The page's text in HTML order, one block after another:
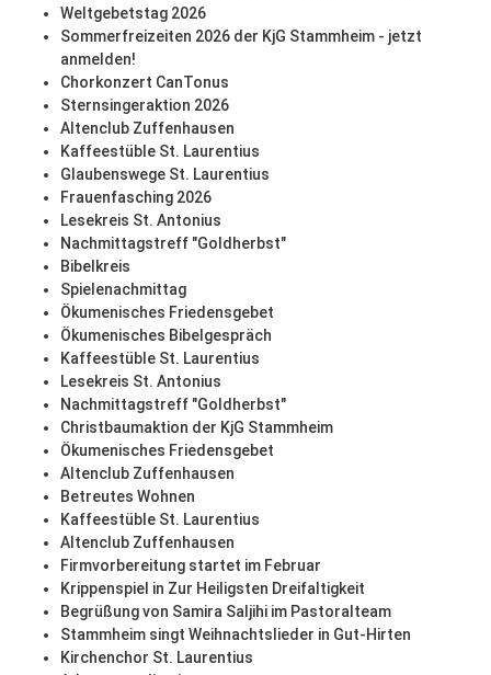
Weltgebetstag 2026
Sommerfreizeiten 2026 der KjG Stammheim - jetzt
anmelden!
Chorkonzert CanTonus
Sternsingeraktion 2026
Altenclub Zuffenhausen
Kaffeestüble St. Laurentius
Glaubenswege St. Laurentius
Frauenfasching 2026
Lesekreis St. Antonius
Nachmittagstreff "Goldherbst"
Bibelkreis
Spielenachmittag
Ökumenisches Friedensgebet
Ökumenisches Bibelgespräch
Kaffeestüble St. Laurentius
Lesekreis St. Antonius
Nachmittagstreff "Goldherbst"
Christbaumaktion der KjG Stammheim
Ökumenisches Friedensgebet
Altenclub Zuffenhausen
Betreutes Wohnen
Kaffeestüble St. Laurentius
Altenclub Zuffenhausen
Firmvorbereitung startet im Februar
Krippenspiel in Zur Heiligsten Dreifaltigkeit
Begrüßung von Samira Saljihi im Pastoralteam
Stammheim singt Weihnachtslieder in Gut-Hirten
Kirchenchor St. Laurentius